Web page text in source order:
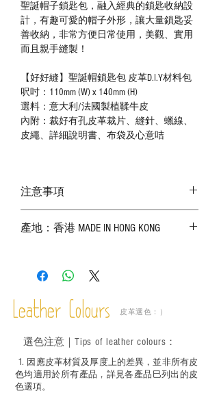
聖誕帽子鎖匙包，融入經典的鎖匙收納設
計，有趣可愛的帽子外形，讓大量鎖匙妥
善收納，非常方便日常使用，美觀、實用
而且親手縫製！
【好好縫】聖誕帽鎖匙包 皮革D.I.Y材料包
呎吋：110mm (W) x 140mm (H)
選料：意大利/法國製植鞣牛皮
內附：裁好有孔皮革裁片、縫針、蠟線、
皮繩、詳細說明書、布袋及心意咭
注意事項
實物為準；
－ 植鞣皮革容易受環境、使用程度等產生
成後定期在皮面塗上皮革專用清潔劑及貂
鼠油等；
適合六歲以下兒童使用；六至十二歲兒童
必須由成年人陪同下使用並應小心處理。
產地：香港 MADE IN HONG KONG
Leather Colours 皮革選色：）
1. ​ 因應皮革材質及厚度上的差異，並非所有皮
色均適用於所有產品，詳見各產品巳列出的皮
色選項。
選色注意｜ Tips of leather colours ：